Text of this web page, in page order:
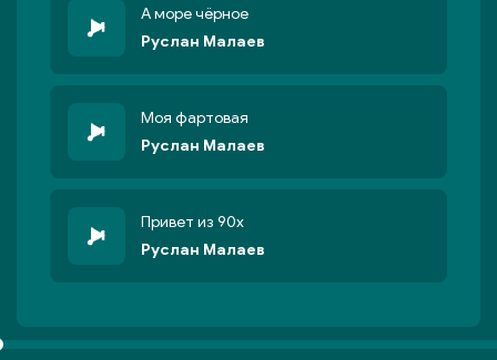
А море чёрное
Руслан Малаев
Моя фартовая
Руслан Малаев
Привет из 90х
Руслан Малаев